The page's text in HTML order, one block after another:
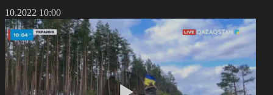
10:00